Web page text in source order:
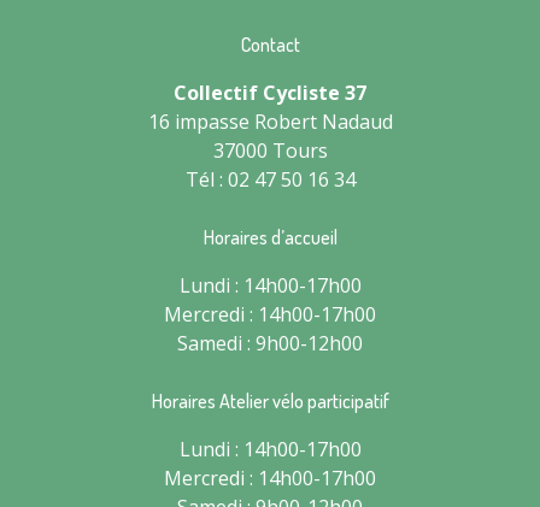
Contact
Collectif Cycliste 37
16 impasse Robert Nadaud
37000 Tours
Tél : 02 47 50 16 34
Horaires d’accueil
Lundi : 14h00-17h00
Mercredi : 14h00-17h00
Samedi : 9h00-12h00
Horaires Atelier vélo participatif
Lundi : 14h00-17h00
Mercredi : 14h00-17h00